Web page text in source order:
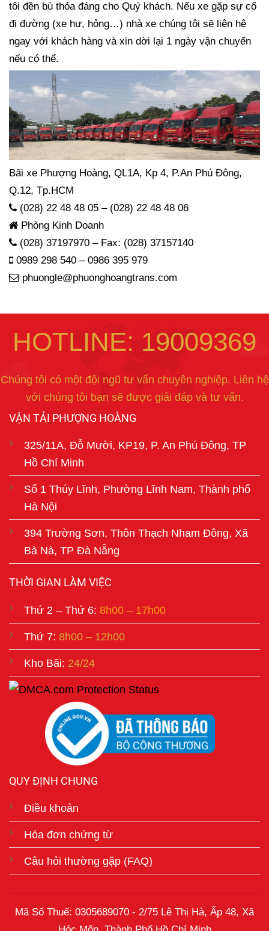
tôi đền bù thỏa đáng cho Quý khách. Nếu xe gặp sự cố
đi đường (xe hư, hỏng…) nhà xe chúng tôi sẽ liên hệ
ngay với khách hàng và xin dời lại 1 ngày vận chuyển
nếu có thể.
Bãi xe Phượng Hoàng, QL1A, Kp 4, P.An Phú Đông,
Q.12, Tp.HCM
(028) 22 48 48 05 – (028) 22 48 48 06
Phòng Kinh Doanh
(028) 37197970 – Fax: (028) 37157140
0989 298 540 – 0986 395 979
phuongle@phuonghoangtrans.com
HOTLINE: 19009369
Chúng tôi có một đội ngũ tư vấn chuyên nghiệp. Liên hệ
với chúng tôi bạn sẽ được giải đáp và tư vấn.
VẬN TẢI PHƯỢNG HOÀNG
325/11A, Đỗ Mười, KP19, P. An Phú Đông, TP
Hồ Chí Minh
Số 1 Thúy Lĩnh, Phường Lĩnh Nam, Thành phố
Hà Nội
394 Trường Sơn, Thôn Thạch Nham Đông, Xã
Bà Nà, TP Đà Nẵng
THỜI GIAN LÀM VIỆC
Thứ 2 – Thứ 6: 8h00 – 17h00
Thứ 7: 8h00 – 12h00
Kho Bãi: 24/24
QUY ĐỊNH CHUNG
Điều khoản
Hóa đơn chứng từ
Câu hỏi thường gặp (FAQ)
Mã Số Thuế: 0305689070 - 2/75 Lê Thị Hà, Ấp 48, Xã